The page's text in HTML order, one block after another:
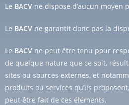
Le BACV ne dispose d’aucun moyen
Le BACV ne garantit donc pas la
Le BACV ne peut être tenu pour
de quelque nature que ce soit,
sites ou sources externes, et
produits ou services qu’ils
peut être fait de ces éléments.